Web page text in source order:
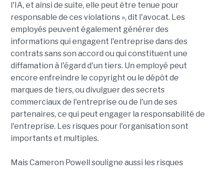
l'IA, et ainsi de suite, elle peut être tenue pour
responsable de ces violations », dit l'avocat. Les
employés peuvent également générer des
informations qui engagent l'entreprise dans des
contrats sans son accord ou qui constituent une
diffamation à l'égard d'un tiers. Un employé peut
encore enfreindre le copyright ou le dépôt de
marques de tiers, ou divulguer des secrets
commerciaux de l'entreprise ou de l'un de ses
partenaires, ce qui peut engager la responsabilité de
l'entreprise. Les risques pour l'organisation sont
importants et multiples.
Mais Cameron Powell souligne aussi les risques